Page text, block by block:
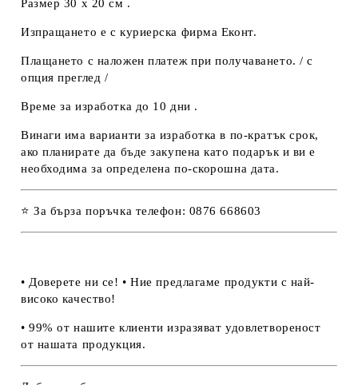
Размер 30 х 20 см .
Изпращането е с куриерска фирма Еконт.
Плащането с наложен платеж при получаването. / с
опция преглед /
Време за изработка до 10 дни .
Винаги има варианти за изработка в по-кратък срок,
ако планирате да бъде закупена като подарък и ви е
необходима за определена по-скорошна дата.
⭐ За бърза поръчка телефон: 0876 668603
• Доверете ни се! • Ние предлагаме продукти с най-
високо качество!
• 99% от нашите клиенти изразяват удовлетвореност
от нашата продукция.